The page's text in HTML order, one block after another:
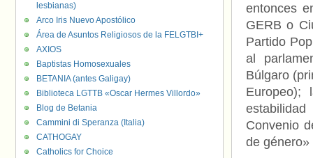
entonces
GERB o
Partido
al
Búlgaro
Convenio
de
lesbianas)
Arco Iris Nuevo Apostólico
Área de Asuntos Religiosos de la FELGTBI+
AXIOS
Baptistas Homosexuales
BETANIA (antes Galigay)
Biblioteca LGTTB «Oscar Hermes Villordo»
Blog de Betania
Cammini di Speranza (Italia)
CATHOGAY
Catholics for Choice